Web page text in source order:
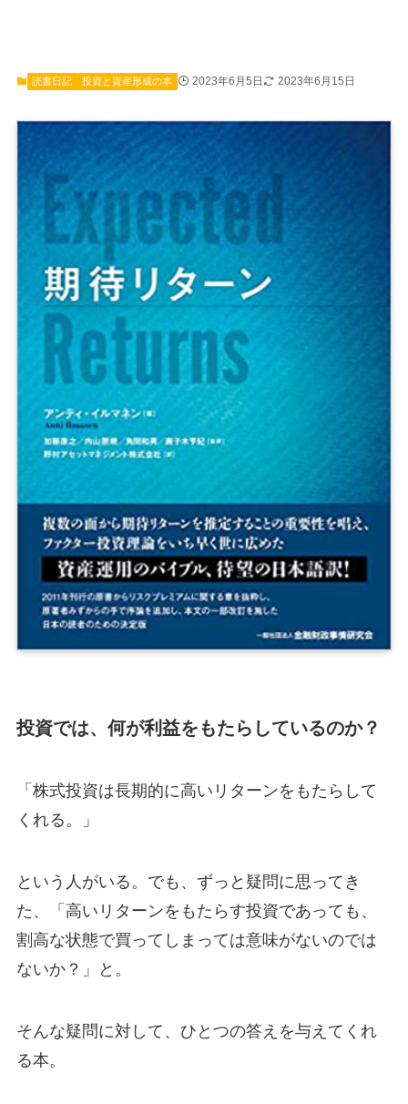
読書日記 投資と資産形成の本 2023年6月5日 2023年6月15日
投資では、何が利益をもたらしているのか？
「株式投資は長期的に高いリターンをもたらして
くれる。」
という人がいる。でも、ずっと疑問に思ってき
た、「高いリターンをもたらす投資であっても、
割高な状態で買ってしまっては意味がないのでは
ないか？」と。
そんな疑問に対して、ひとつの答えを与えてくれ
る本。